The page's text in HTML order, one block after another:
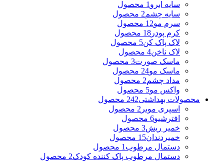
سایه ابرو 1 محصول
سایه چشم2 محصول
سرم مو12 محصول
کرم پودر 18 محصول
لاک پاک کن5 محصول
لاک ناخن4 محصول
ماسک صورت3 محصول
ماسک مو24 محصول
مداد چشم2 محصول
واکس مو5 محصول
محصولات بهداشتی242 محصول
اسپری موبر 2 محصول
افترشیو6 محصول
خمیر ریش3 محصول
خمیردندان15 محصول
دستمال مرطوب 1 محصول
دستمال مرطوب پاک کننده کودک2 محصول